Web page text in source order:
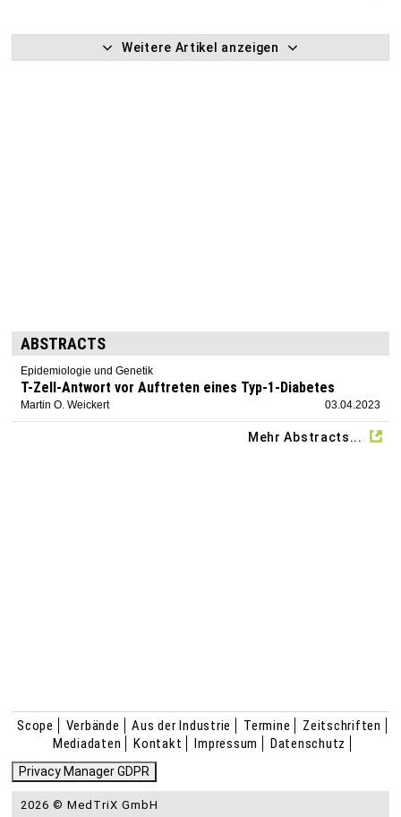
Weitere Artikel anzeigen
ABSTRACTS
Epidemiologie und Genetik
T-Zell-Antwort vor Auftreten eines Typ-1-Diabetes
Martin O. Weickert 03.04.2023
Mehr Abstracts...
Scope Verbände Aus der Industrie Termine
Zeitschriften
Mediadaten
Kontakt Impressum Datenschutz
Privacy Manager GDPR
2026 © MedTriX GmbH